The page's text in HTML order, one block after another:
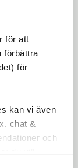
för att
förbättra
för
kan vi även
chat &
och